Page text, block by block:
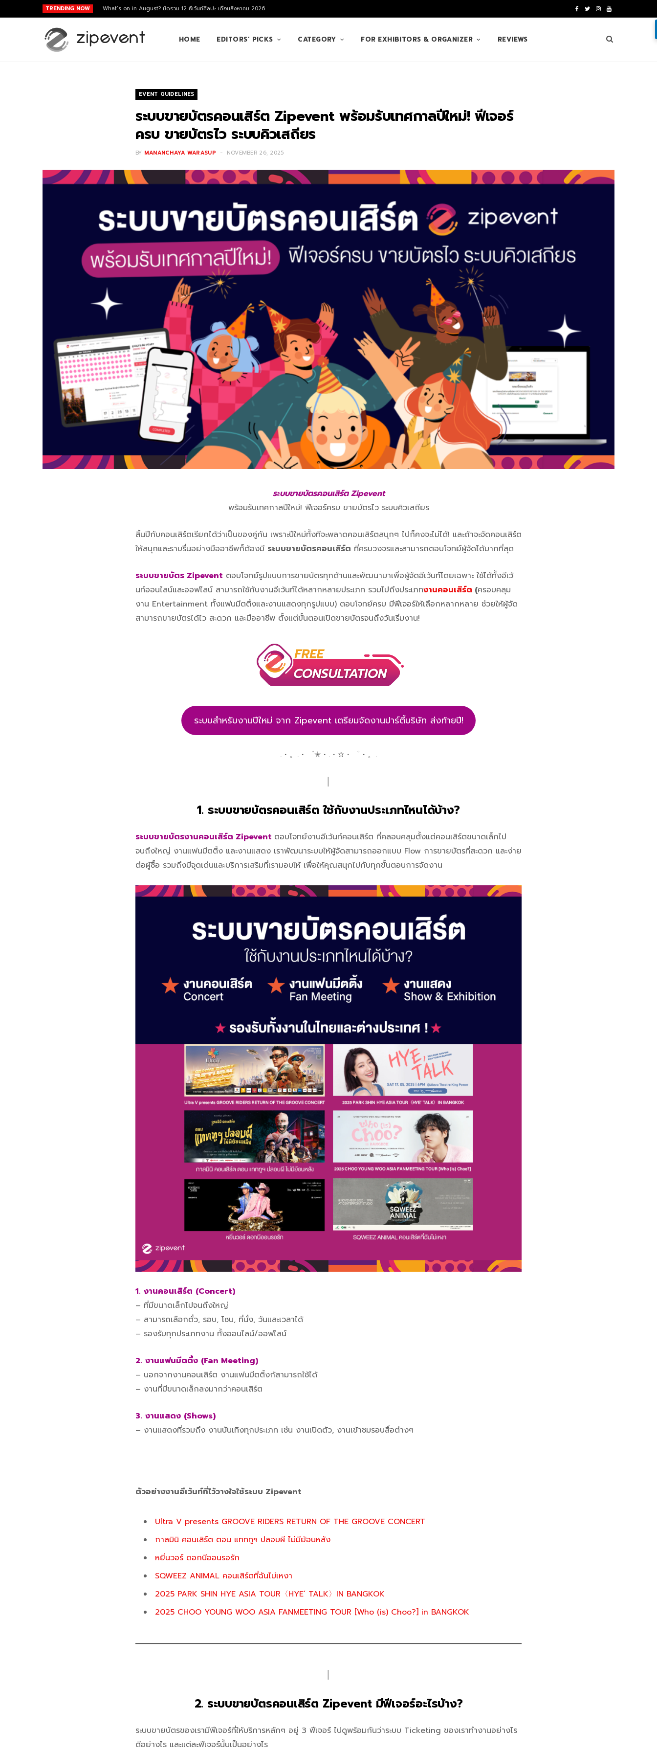
TRENDING NOW What’s on in August? มัดรวม 12 อีเว้นท์ศิลปะ เดือนสิงหาคม 2026
e
T
t
I
t
Y
u
T
HOME EDITORS’ PICKS CATEGORY FOR EXHIBITORS & ORGANIZER REVIEWS
EVENT GUIDELINES
ระบบขายบัตรคอนเสิร์ต Zipevent พร้อมรับเทศกาลปีใหม่! ฟีเจอร์
ครบ ขายบัตรไว ระบบคิวเสถียร
BY MANANCHAYA WARASUP NOVEMBER 26, 2025
ระบบขายบัตรคอนเสิร์ต Zipevent
พร้อมรับเทศกาลปีใหม่! ฟีเจอร์ครบ ขายบัตรไว ระบบคิวเสถียร
สิ้นปีกับคอนเสิร์ตเรียกได้ว่าเป็นของคู่กัน เพราะปีใหม่ทั้งทีจะพลาดคอนเสิร์ตสนุกๆ ไปก็คงจะไม่ได้! และถ้าจะจัดคอนเสิร์ต
ให้สนุกและราบรื่นอย่างมืออาชีพก็ต้องมี ระบบขายบัตรคอนเสิร์ต ที่ครบวงจรและสามารถตอบโจทย์ผู้จัดได้มากที่สุด
ระบบขายบัตร Zipevent ตอบโจทย์รูปแบบการขายบัตรทุกด้านและพัฒนามาเพื่อผู้จัดอีเว้นท์โดยเฉพาะ ใช้ได้ทั้งอีเว้
นท์ออนไลน์และออฟไลน์ สามารถใช้กับงานอีเว้นท์ได้หลากหลายประเภท รวมไปถึงประเภทงานคอนเสิร์ต (ครอบคลุม
งาน Entertainment ทั้งแฟนมีตติ้งและงานแสดงทุกรูปแบบ) ตอบโจทย์ครบ มีฟีเจอร์ให้เลือกหลากหลาย ช่วยให้ผู้จัด
สามารถขายบัตรได้ไว สะดวก และมืออาชีพ ตั้งแต่ขั้นตอนเปิดขายบัตรจนถึงวันเริ่มงาน!
ระบบสำหรับงานปีใหม่ จาก Zipevent เตรียมจัดงานปาร์ตี้บริษัท ส่งท้ายปี!
.・。.・゜✭・.・✫・゜・。.
1. ระบบขายบัตรคอนเสิร์ต ใช้กับงานประเภทไหนได้บ้าง?
ระบบขายบัตรงานคอนเสิร์ต Zipevent ตอบโจทย์งานอีเว้นท์คอนเสิร์ต ที่คลอบคลุมตั้งแต่คอนเสิร์ตขนาดเล็กไป
จนถึงใหญ่ งานแฟนมีตติ้ง และงานแสดง เราพัฒนาระบบให้ผู้จัดสามารถออกแบบ Flow การขายบัตรที่สะดวก และง่าย
ต่อผู้ซื้อ รวมถึงมีจุดเด่นและบริการเสริมที่เรามอบให้ เพื่อให้คุณสนุกไปกับทุกขั้นตอนการจัดงาน
1. งานคอนเสิร์ต (Concert)
– ที่มีขนาดเล็กไปจนถึงใหญ่
– สามารถเลือกตั๋ว, รอบ, โซน, ที่นั่ง, วันและเวลาได้
– รองรับทุกประเภทงาน ทั้งออนไลน์/ออฟไลน์
2. งานแฟนมีตติ้ง (Fan Meeting)
– นอกจากงานคอนเสิร์ต งานแฟนมีตติ้งก้สามารถใช้ได้
– งานที่มีขนาดเล็กลงมากว่าคอนเสิร์ต
3. งานแสดง (Shows)
– งานแสดงที่รวมถึง งานบันเทิงทุกประเภท เช่น งานเปิดตัว, งานเข้าชมรอบสื่อต่างๆ
ตัวอย่างงานอีเว้นท์ที่ไว้วางใจใช้ระบบ Zipevent
Ultra V presents GROOVE RIDERS RETURN OF THE GROOVE CONCERT
กาลมินิ คอนเสิร์ต ตอน แทททูฯ ปลอบผี ไม่มีย้อนหลัง
หยิ่นวอร์ ดอกนีออนรอรัก
SQWEEZ ANIMAL คอนเสิร์ตที่ฉันไม่เหงา
2025 PARK SHIN HYE ASIA TOUR〈HYE’ TALK〉IN BANGKOK
2025 CHOO YOUNG WOO ASIA FANMEETING TOUR [Who (is) Choo?] in BANGKOK
2. ระบบขายบัตรคอนเสิร์ต Zipevent มีฟีเจอร์อะไรบ้าง?
ระบบขายบัตรของเรามีฟีเจอร์ที่ให้บริการหลักๆ อยู่ 3 ฟีเจอร์ ไปดูพร้อมกันว่าระบบ Ticketing ของเราทำงานอย่างไร
ดีอย่างไร และแต่ละฟีเจอร์นั้นเป็นอย่างไร